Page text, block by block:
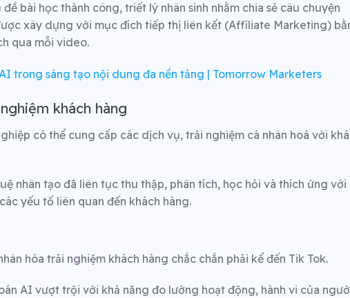
bài học thành công, triết lý nhân sinh nhằm chia sẻ câu chuyện
xây dựng với mục đích tiếp thị liên kết (Affiliate Marketing)
qua mỗi video.
trong sáng tạo nội dung đa nền tảng | Tomorrow Marketers
khách hàng
có thể cung cấp các dịch vụ, trải nghiệm cá nhân hoá với
nhân tạo đã liên tục thu thập, phân tích, học hỏi và thích ứng với
yếu tố liên quan đến khách hàng.
hóa trải nghiệm khách hàng chắc chắn phải kể đến Tik Tok.
AI vượt trội với khả năng đo lường hoạt động, hành vi của